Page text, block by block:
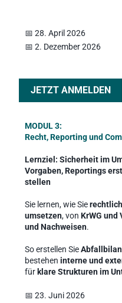
📅 28. April 2026
📅 2. Dezember 2026
JETZT ANMELDEN
MODUL 3:
Recht, Reporting und
Lernziel: Sicherheit im
Vorgaben, Reportings
stellen
Sie lernen, wie Sie
umsetzen, von KrWG und
und Nachweisen.
So erstellen Sie
bestehen interne und
für klare Strukturen im
📅 23. Juni 2026